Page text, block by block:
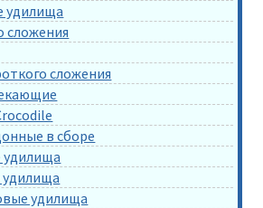
удилища
сложения
сложения
в сборе
удилища